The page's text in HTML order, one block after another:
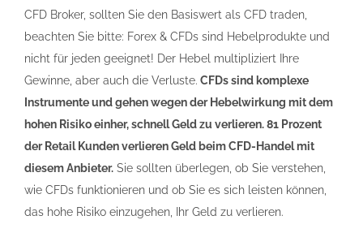
CFD Broker, sollten Sie den Basiswert als CFD traden,
beachten Sie bitte: Forex & CFDs sind Hebelprodukte und
nicht für jeden geeignet! Der Hebel multipliziert Ihre
Gewinne, aber auch die Verluste. CFDs sind komplexe
Instrumente und gehen wegen der Hebelwirkung mit dem
hohen Risiko einher, schnell Geld zu verlieren. 81 Prozent
der Retail Kunden verlieren Geld beim CFD-Handel mit
diesem Anbieter. Sie sollten überlegen, ob Sie verstehen,
wie CFDs funktionieren und ob Sie es sich leisten können,
das hohe Risiko einzugehen, Ihr Geld zu verlieren.